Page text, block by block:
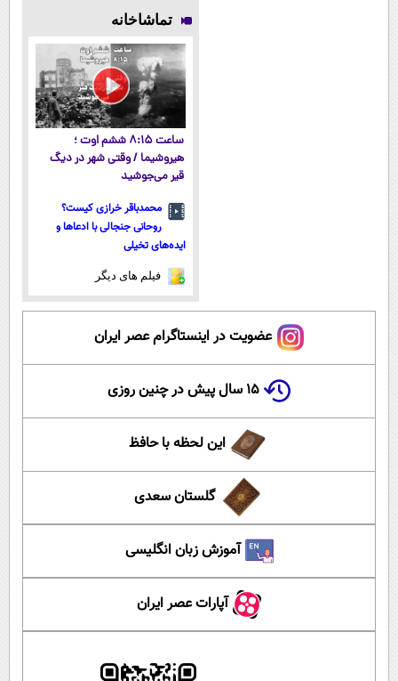
تماشاخانه
ساعت ۸:۱۵ ششم اوت ؛
هیروشیما / وقتی شهر در دیگ
قیر می‌جوشید
محمدباقر خرازی کیست؟
روحانی جنجالی با ادعاها و
ایده‌های تخیلی
فیلم های دیگر
عضویت در اینستاگرام عصر ایران
۱۵ سال پیش در چنین روزی
این لحظه با حافظ
گلستان سعدی
آموزش زبان انگلیسی
آپارات عصر ایران